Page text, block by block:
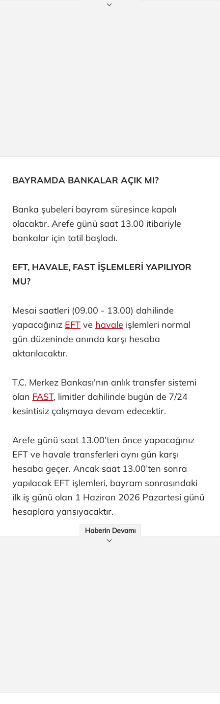
BAYRAMDA BANKALAR AÇIK MI?
Banka şubeleri bayram süresince kapalı
olacaktır. Arefe günü saat 13.00 itibariyle
bankalar için tatil başladı.
EFT, HAVALE, FAST İŞLEMLERİ YAPILIYOR
MU?
Mesai saatleri (09.00 - 13.00) dahilinde
yapacağınız EFT ve havale işlemleri normal
gün düzeninde anında karşı hesaba
aktarılacaktır.
T.C. Merkez Bankası'nın anlık transfer sistemi
olan FAST, limitler dahilinde bugün de 7/24
kesintisiz çalışmaya devam edecektir.
Arefe günü saat 13.00’ten önce yapacağınız
EFT ve havale transferleri aynı gün karşı
hesaba geçer. Ancak saat 13.00’ten sonra
yapılacak EFT işlemleri, bayram sonrasındaki
ilk iş günü olan 1 Haziran 2026 Pazartesi günü
hesaplara yansıyacaktır.
Haberin Devamı